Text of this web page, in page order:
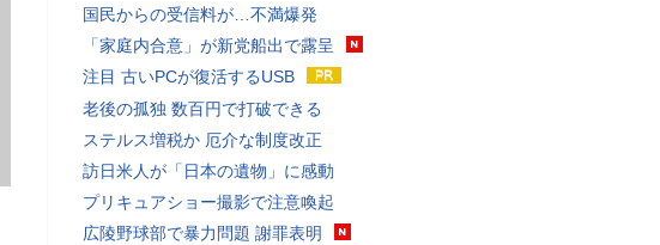
国民からの受信料が…不満爆発
「家庭内合意」が新党船出で露呈
注目 古いPCが復活するUSB
老後の孤独 数百円で打破できる
ステルス増税か 厄介な制度改正
訪日米人が「日本の遺物」に感動
プリキュアショー撮影で注意喚起
広陵野球部で暴力問題 謝罪表明